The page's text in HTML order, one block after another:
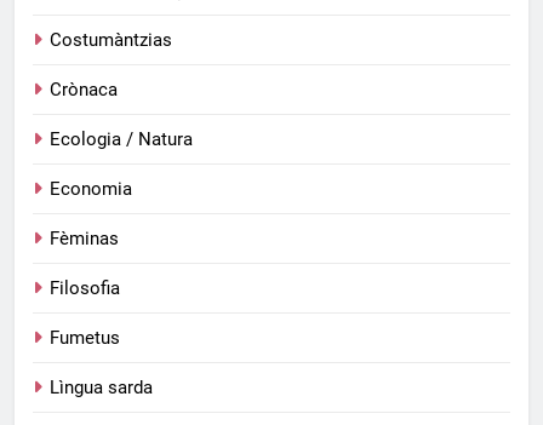
Costumàntzias
Crònaca
Ecologia / Natura
Economia
Fèminas
Filosofia
Fumetus
Lìngua sarda